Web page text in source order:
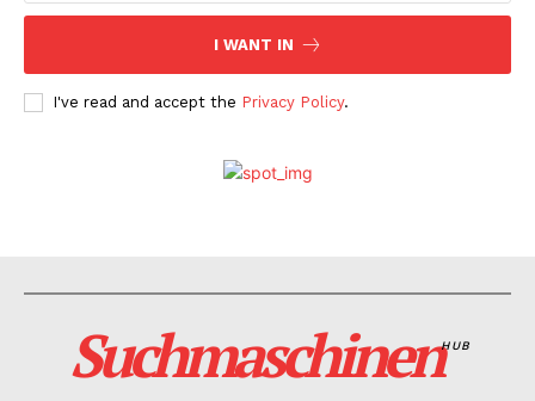
I WANT IN
I've read and accept the Privacy Policy.
SuchmaschinenHUB